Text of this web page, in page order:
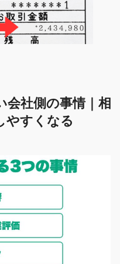
会社側の事情｜相
やすくなる